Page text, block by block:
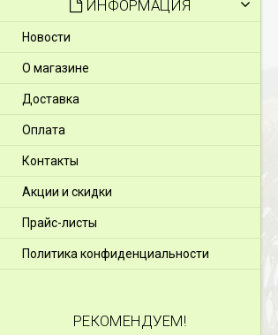
ИНФОРМАЦИЯ
Новости
О магазине
Доставка
Оплата
Контакты
Акции и скидки
Прайс-листы
Политика конфиденциальности
РЕКОМЕНДУЕМ!